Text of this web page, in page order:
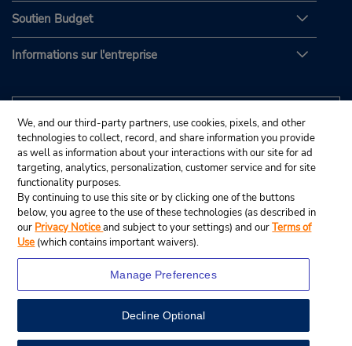
Soutien Budget
Informations sur l'entreprise
© Budget Rent A Car System, Inc., 2025.
We, and our third-party partners, use cookies, pixels, and other
technologies to collect, record, and share information you provide
as well as information about your interactions with our site for ad
targeting, analytics, personalization, customer service and for site
functionality purposes.
By continuing to use this site or by clicking one of the buttons
below, you agree to the use of these technologies (as described in
our Privacy Noticeand subject to your settings) and ourTerms of
Use (which contains important waivers).
Manage Preferences
Decline Optional